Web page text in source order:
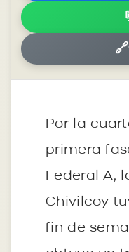
🔗
Por la
primera
Federal A,
Chivilcoy
fin de